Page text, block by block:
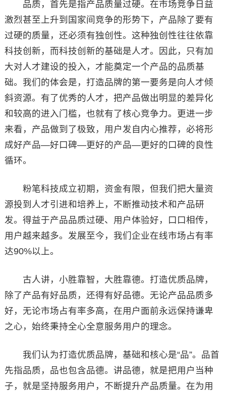
品质，首先是指产品质量过硬。在市场竞争日益
激烈甚至上升到国家间竞争的形势下，产品除了要有
过硬的质量，还必须有独创性。这种独创性往往依靠
科技创新，而科技创新的基础是人才。因此，只有加
大对人才建设的投入，才能奠定一个产品的品质基
础。我们的体会是，打造品牌的第一要务是向人才倾
斜资源。有了优秀的人才，把产品做出明显的差异化
和较高的进入门槛，也就有了核心竞争力。更进一步
来看，产品做到了极致，用户发自内心推荐，必将形
成好产品—好口碑—更好的产品—更好的口碑的良性
循环。
粉笔科技成立初期，资金有限，但我们把大量资
源投到人才引进和培养上，不断推动技术和产品研
发。得益于产品品质过硬、用户体验好，口口相传，
用户越来越多。发展至今，我们企业在线市场占有率
达90%以上。
古人讲，小胜靠智，大胜靠德。打造优质品牌，
除了产品有好品质，还得有好品德。无论产品品质多
好，无论市场占有率多高，在用户面前永远保持谦卑
之心，始终秉持全心全意服务用户的理念。
我们认为打造优质品牌，基础和核心是“品”。品首
先指品质，品也包含品德。讲品德，就是把用户当种
子，就是坚持服务用户，不断提升产品质量。在为用